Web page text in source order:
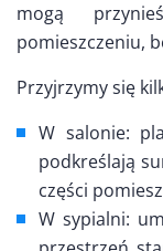
mogą
pomieszczeniu,
Przyjrzymy się
W salonie:
podkreślają
części
W sypialni: